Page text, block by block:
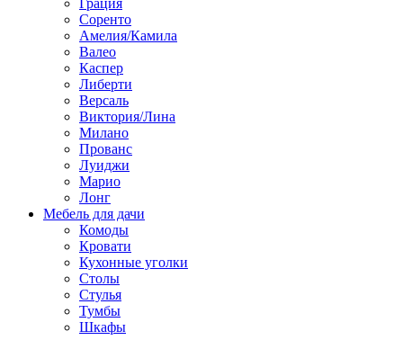
Грация
Соренто
Амелия/Камила
Валео
Каспер
Либерти
Версаль
Виктория/Лина
Милано
Прованс
Луиджи
Марио
Лонг
Мебель для дачи
Комоды
Кровати
Кухонные уголки
Столы
Стулья
Тумбы
Шкафы